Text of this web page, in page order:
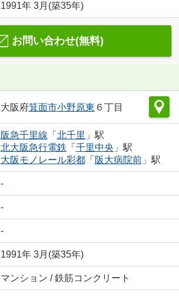
1991年 3月(築35年)
お問い合わせ(無料)
大阪府箕面市小野原東 ６丁目
阪急千里線 「 北千里 」駅
北大阪急行電鉄 「 千里中央 」駅
大阪モノレール彩都「 阪大病院前」駅
-
-
-
1991年 3月(築35年)
マンション / 鉄筋コンクリート